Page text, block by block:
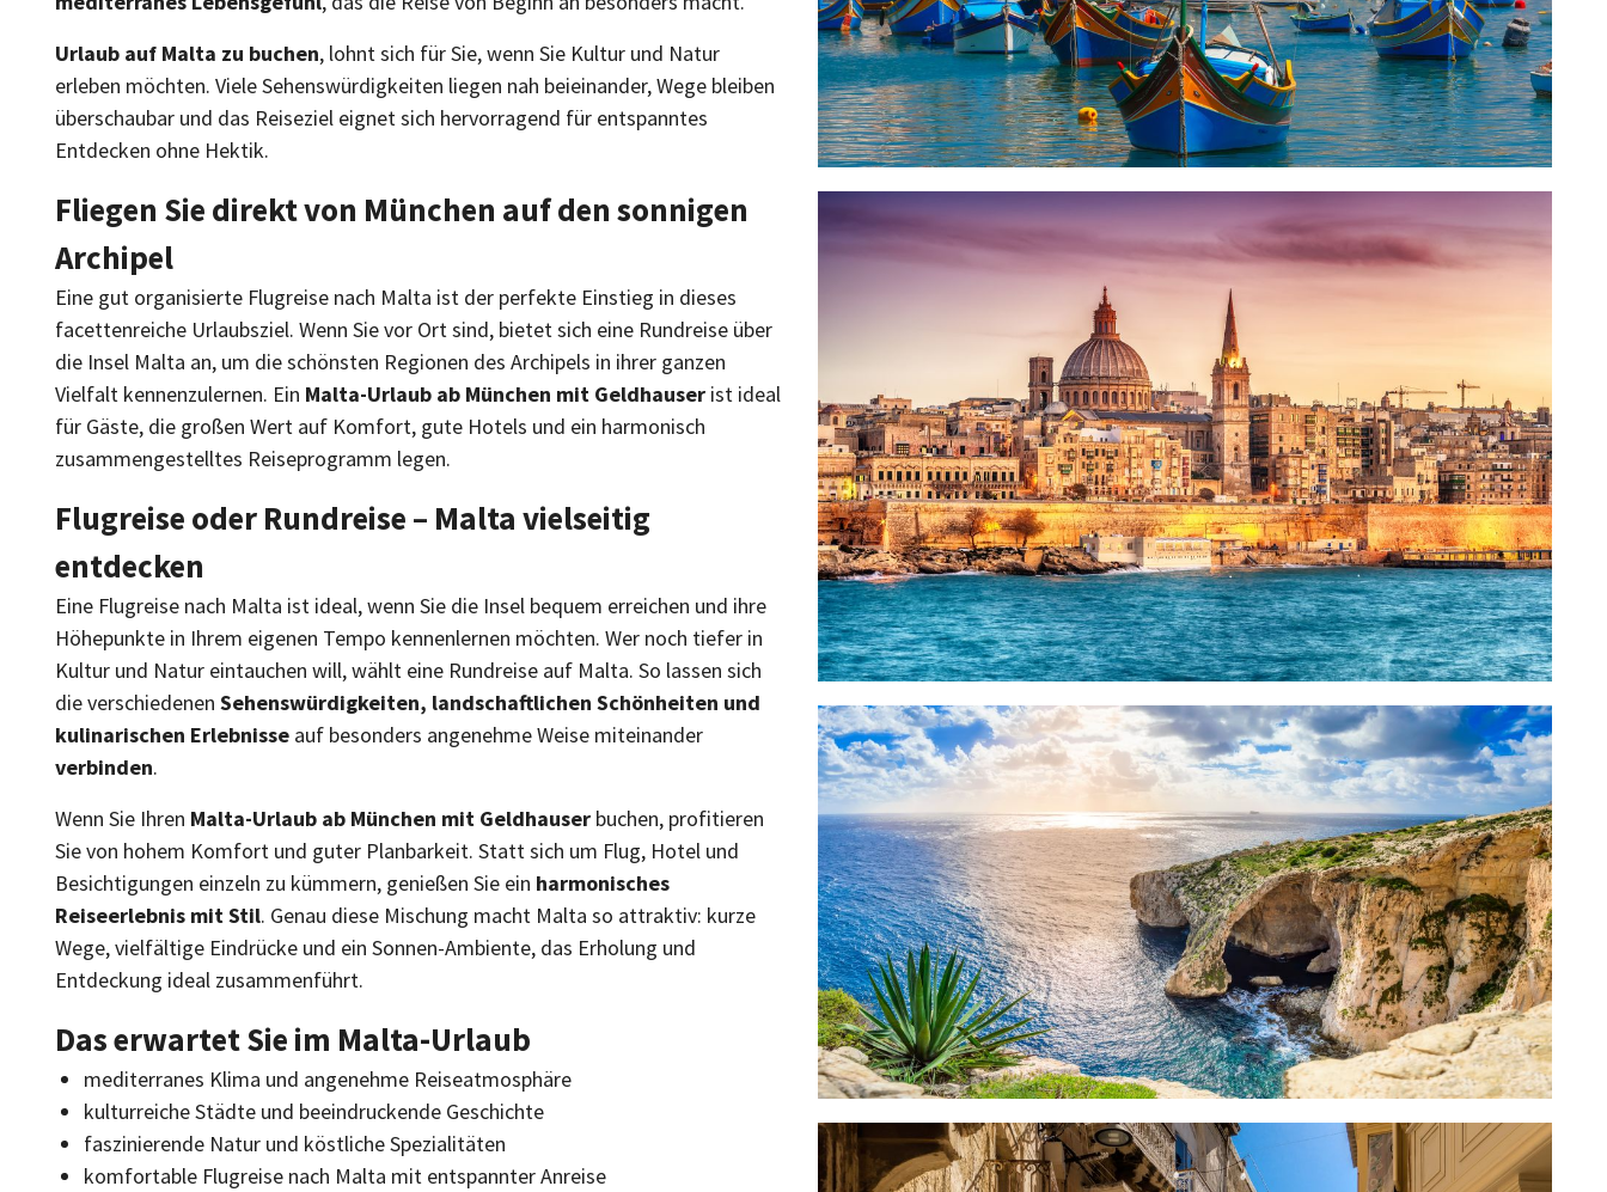
Urlaub auf Malta zu buchen, lohnt sich für Sie, wenn Sie Kultur und Natur
erleben möchten. Viele Sehenswürdigkeiten liegen nah beieinander, Wege bleiben
überschaubar und das Reiseziel eignet sich hervorragend für entspanntes
Entdecken ohne Hektik.
Fliegen Sie direkt von München auf den sonnigen
Archipel
Eine gut organisierte Flugreise nach Malta ist der perfekte Einstieg in dieses
facettenreiche Urlaubsziel. Wenn Sie vor Ort sind, bietet sich eine Rundreise über
die Insel Malta an, um die schönsten Regionen des Archipels in ihrer ganzen
Vielfalt kennenzulernen. Ein Malta-Urlaub ab München mit Geldhauser ist ideal
für Gäste, die großen Wert auf Komfort, gute Hotels und ein harmonisch
zusammengestelltes Reiseprogramm legen.
Flugreise oder Rundreise – Malta vielseitig
entdecken
Eine Flugreise nach Malta ist ideal, wenn Sie die Insel bequem erreichen und ihre
Höhepunkte in Ihrem eigenen Tempo kennenlernen möchten. Wer noch tiefer in
Kultur und Natur eintauchen will, wählt eine Rundreise auf Malta. So lassen sich
die verschiedenen Sehenswürdigkeiten, landschaftlichen Schönheiten und
kulinarischen Erlebnisse auf besonders angenehme Weise miteinander
verbinden.
Wenn Sie Ihren Malta-Urlaub ab München mit Geldhauser buchen, profitieren
Sie von hohem Komfort und guter Planbarkeit. Statt sich um Flug, Hotel und
Besichtigungen einzeln zu kümmern, genießen Sie ein harmonisches
Reiseerlebnis mit Stil. Genau diese Mischung macht Malta so attraktiv: kurze
Wege, vielfältige Eindrücke und ein Sonnen-Ambiente, das Erholung und
Entdeckung ideal zusammenführt.
Das erwartet Sie im Malta-Urlaub
mediterranes Klima und angenehme Reiseatmosphäre
kulturreiche Städte und beeindruckende Geschichte
faszinierende Natur und köstliche Spezialitäten
komfortable Flugreise nach Malta mit entspannter Anreise